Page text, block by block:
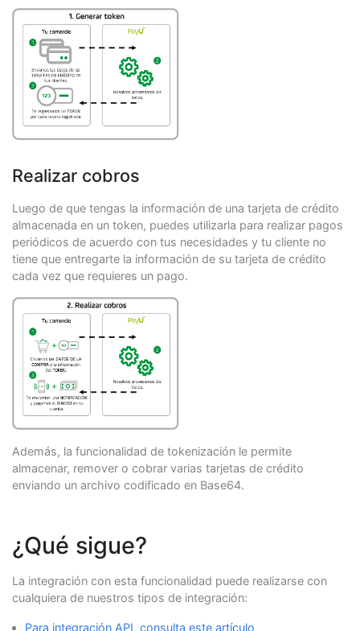
Realizar cobros
Luego de que tengas la información de una tarjeta de crédito
almacenada en un token, puedes utilizarla para realizar pagos
periódicos de acuerdo con tus necesidades y tu cliente no
tiene que entregarte la información de su tarjeta de crédito
cada vez que requieres un pago.
Además, la funcionalidad de tokenización le permite
almacenar, remover o cobrar varias tarjetas de crédito
enviando un archivo codificado en Base64.
¿Qué sigue?
La integración con esta funcionalidad puede realizarse con
cualquiera de nuestros tipos de integración:
Para integración API, consulta este artículo